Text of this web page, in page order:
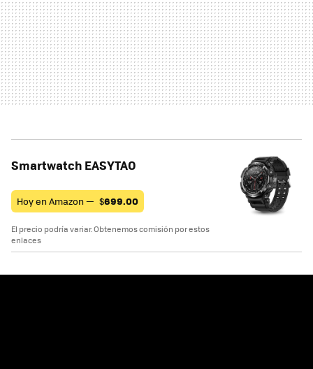
Smartwatch EASYTAO
Hoy en Amazon — $699.00
El precio podría variar. Obtenemos comisión por estos
enlaces